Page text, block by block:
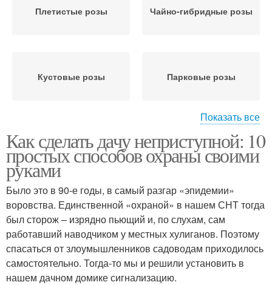
Плетистые розы Чайно-гибридные розы
Кустовые розы Парковые розы
Розы до праздника Розы к зиме
Розы на зиму
Показать все
Как сделать дачу неприступной: 10
простых способов охраны своими
руками
Было это в 90‑е годы, в самый разгар «эпидемии»
воровства. Единственной «охраной» в нашем СНТ тогда
был сторож – изрядно пьющий и, по слухам, сам
работавший наводчиком у местных хулиганов. Поэтому
спасаться от злоумышленников садоводам приходилось
самостоятельно. Тогда-то мы и решили установить в
нашем дачном домике сигнализацию.